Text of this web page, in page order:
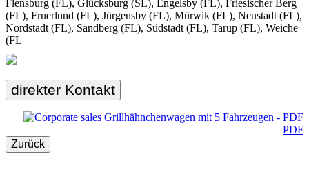
Flensburg (FL), Glücksburg (SL), Engelsby (FL), Friesischer Berg
(FL), Fruerlund (FL), Jürgensby (FL), Mürwik (FL), Neustadt (FL),
Nordstadt (FL), Sandberg (FL), Südstadt (FL), Tarup (FL), Weiche
(FL
direkter Kontakt
PDF
Zurück